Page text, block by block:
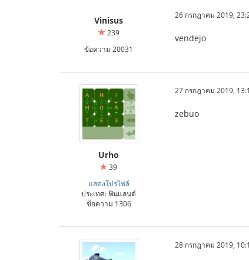
Vinisus
239
ข้อความ 20031
26 กรกฎาคม 2019,
vendejo
Urho
39
แสดงโปรไฟล์
ประเทศ: ฟินแลนด์
ข้อความ 1306
27 กรกฎาคม 2019,
zebuo
28 กรกฎาคม 2019,